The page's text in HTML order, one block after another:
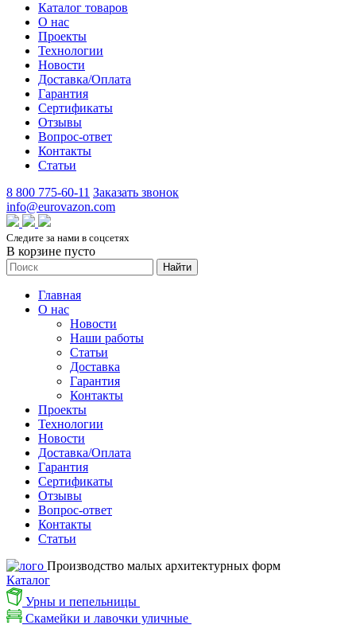
Каталог товаров
О нас
Проекты
Технологии
Новости
Доставка/Оплата
Гарантия
Сертификаты
Отзывы
Вопрос-ответ
Контакты
Статьи
8 800 775-60-11 Заказать звонок
info@eurovazon.com
Следите за нами в соцсетях
В корзине пусто
Найти
Главная
О нас
Новости
Наши работы
Статьи
Доставка
Гарантия
Контакты
Проекты
Технологии
Новости
Доставка/Оплата
Гарантия
Сертификаты
Отзывы
Вопрос-ответ
Контакты
Статьи
Производство малых архитектурных форм
Каталог
Урны и пепельницы
Скамейки и лавочки уличные